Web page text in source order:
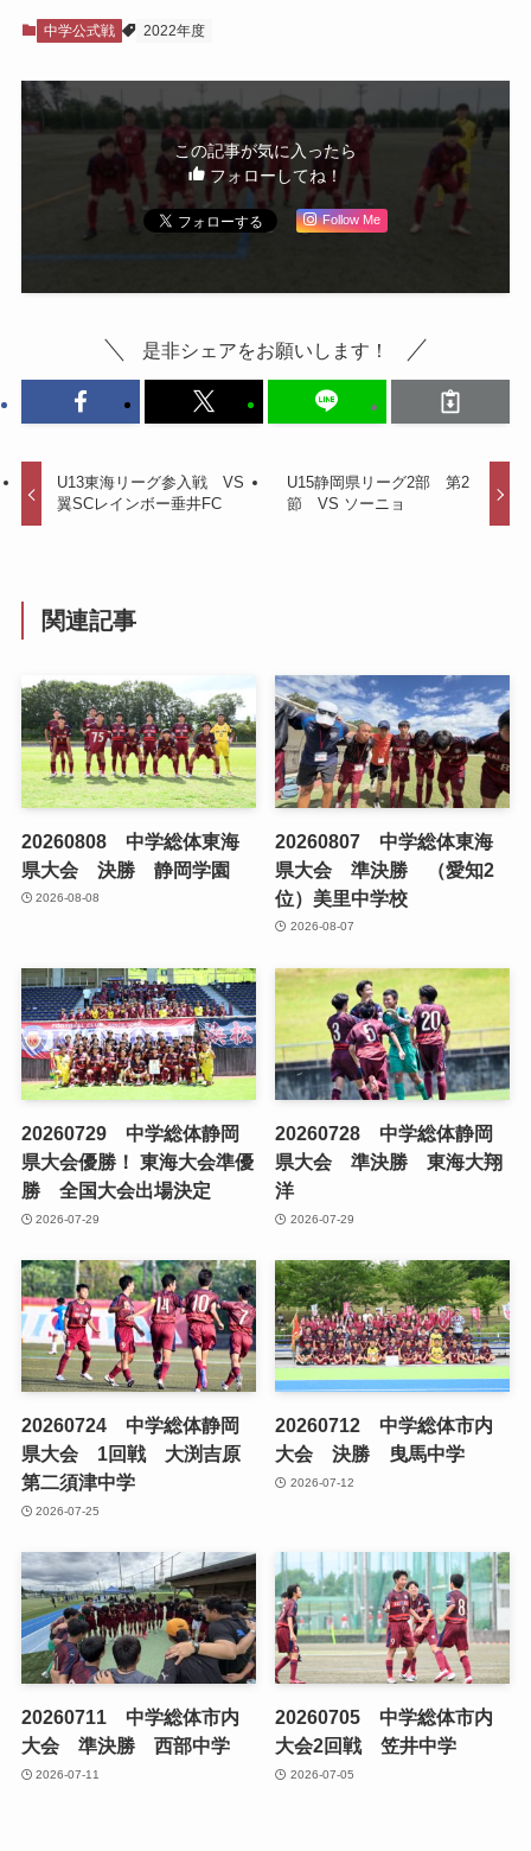
中学公式戦 2022年度
この記事が気に入ったら
フォローしてね！
Follow Me
是非シェアをお願いします！
U13東海リーグ参入戦 VS
翼SCレインボー垂井FC
U15静岡県リーグ2部 第2
節 VS ソーニョ
関連記事
20260808 中学総体東海
県大会 決勝 静岡学園
2026-08-08
20260807 中学総体東海
県大会 準決勝 （愛知2
位）美里中学校
2026-08-07
20260729 中学総体静岡
県大会優勝！ 東海大会準優
勝 全国大会出場決定
2026-07-29
20260728 中学総体静岡
県大会 準決勝 東海大翔
洋
2026-07-29
20260724 中学総体静岡
県大会 1回戦 大渕吉原
第二須津中学
2026-07-25
20260712 中学総体市内
大会 決勝 曳馬中学
2026-07-12
20260711 中学総体市内
大会 準決勝 西部中学
2026-07-11
20260705 中学総体市内
大会2回戦 笠井中学
2026-07-05